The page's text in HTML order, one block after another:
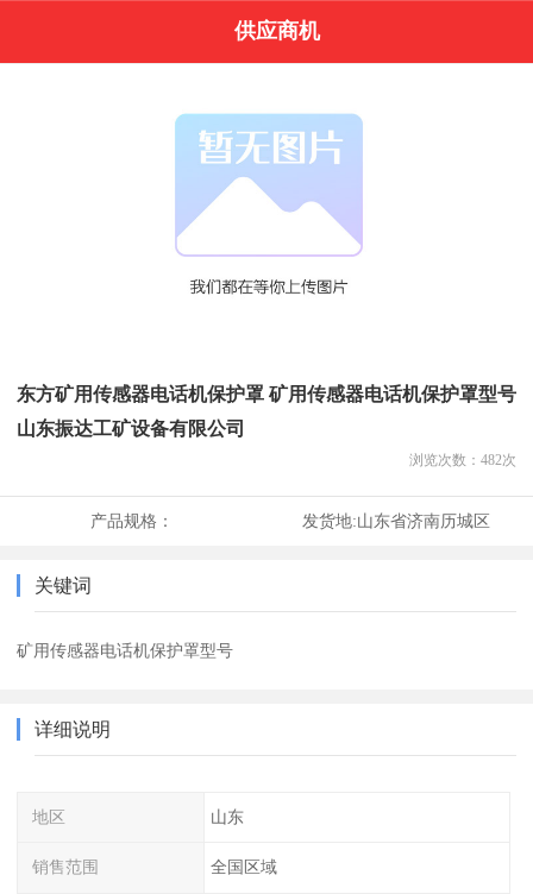
供应商机
东方矿用传感器电话机保护罩 矿用传感器电话机保护罩型号
山东振达工矿设备有限公司
浏览次数： 482次
产品规格： 发货地:山东省济南历城区
关键词
矿用传感器电话机保护罩型号
详细说明
地区 山东
销售范围 全国区域